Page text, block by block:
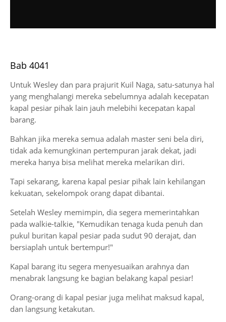
Bab 4041
Untuk Wesley dan para prajurit Kuil Naga, satu-satunya hal
yang menghalangi mereka sebelumnya adalah kecepatan
kapal pesiar pihak lain jauh melebihi kecepatan kapal
barang.
Bahkan jika mereka semua adalah master seni bela diri,
tidak ada kemungkinan pertempuran jarak dekat, jadi
mereka hanya bisa melihat mereka melarikan diri.
Tapi sekarang, karena kapal pesiar pihak lain kehilangan
kekuatan, sekelompok orang dapat dibantai.
Setelah Wesley memimpin, dia segera memerintahkan
pada walkie-talkie, "Kemudikan tenaga kuda penuh dan
pukul buritan kapal pesiar pada sudut 90 derajat, dan
bersiaplah untuk bertempur!"
Kapal barang itu segera menyesuaikan arahnya dan
menabrak langsung ke bagian belakang kapal pesiar!
Orang-orang di kapal pesiar juga melihat maksud kapal,
dan langsung ketakutan.